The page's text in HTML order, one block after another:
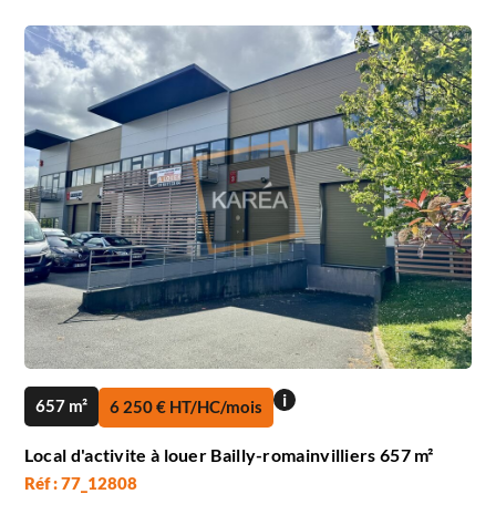
657 m² 6 250 € HT/HC/mois i
Local d'activite à louer Bailly-romainvilliers 657 m²
Réf : 77_12808